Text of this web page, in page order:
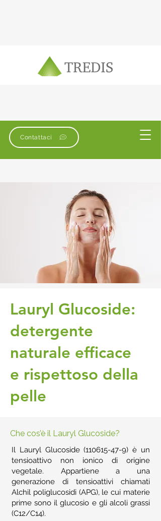
Contattaci
Lauryl Glucoside:
detergente
naturale efficace
e rispettoso della
pelle
Che cos’è il Lauryl Glucoside?
Il Lauryl Glucoside(110615-47-9) è un
tensioattivo non ionico di origine
vegetale. Appartiene a una
generazione di tensioattivi chiamati
Alchil poliglucosidi (APG), le cui materie
prime sono il glucosio e gli alcoli grassi
(C12/C14).